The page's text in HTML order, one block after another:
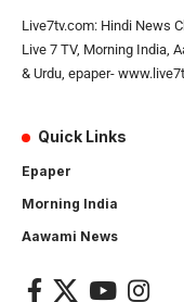
Live7tv.com: Hindi News
Live 7 TV, Morning India,
& Urdu, epaper-
Quick Links
Epaper
Morning India
Aawami News